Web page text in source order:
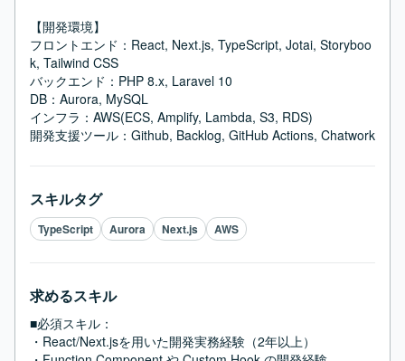
【開発環境】
フロントエンド：React, Next.js, TypeScript, Jotai, Storyboo
k, Tailwind CSS
バックエンド：PHP 8.x, Laravel 10
DB：Aurora, MySQL
インフラ：AWS(ECS, Amplify, Lambda, S3, RDS)
開発支援ツール：Github, Backlog, GitHub Actions, Chatwork
スキルタグ
TypeScript Aurora Next.js AWS
求めるスキル
■必須スキル：
・React/Next.jsを用いた開発実務経験（2年以上）